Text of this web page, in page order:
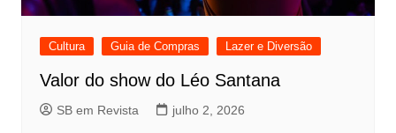
Cultura Guia de Compras Lazer e Diversão
Valor do show do Léo Santana
SB em Revista julho 2, 2026